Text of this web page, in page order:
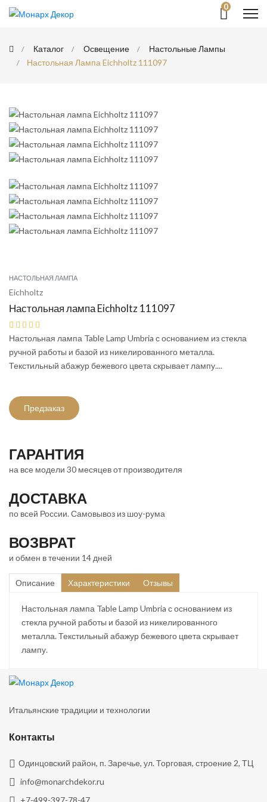
0
Каталог Освещение
Настольные Лампы
Настольная Лампа Eichholtz 111097
НАСТОЛЬНАЯ ЛАМПА
Eichholtz
Настольная лампа Eichholtz 111097
Настольная лампа Table Lamp Umbria с основанием из стекла
ручной работы и базой из никелированного металла.
Текстильный абажур бежевого цвета скрывает лампу....
Предзаказ
ГАРАНТИЯ
на все модели 30 месяцев от производителя
ДОСТАВКА
по всей России. Самовывоз из шоу-рума
ВОЗВРАТ
и обмен в течении 14 дней
Описание Характеристики Отзывы
Настольная лампа Table Lamp Umbria с основанием из
стекла ручной работы и базой из никелированного
металла. Текстильный абажур бежевого цвета скрывает
лампу.
Итальянские традиции и технологии
Контакты
Одинцовский район, п. Заречье, ул. Торговая, строение 2, ТЦ
info@monarchdekor.ru
+7-499-397-78-47